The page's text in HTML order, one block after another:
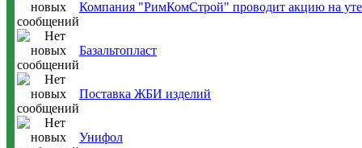
Компания "РимКомСтрой" проводит акцию на
Базальтопласт
Поставка ЖБИ изделий
Унифол